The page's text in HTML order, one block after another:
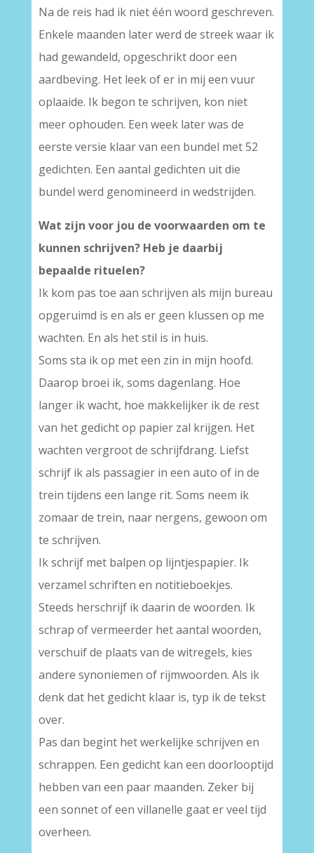
Na de reis had ik niet één woord geschreven.
Enkele maanden later werd de streek waar ik
had gewandeld, opgeschrikt door een
aardbeving. Het leek of er in mij een vuur
oplaaide. Ik begon te schrijven, kon niet
meer ophouden. Een week later was de
eerste versie klaar van een bundel met 52
gedichten. Een aantal gedichten uit die
bundel werd genomineerd in wedstrijden.
Wat zijn voor jou de voorwaarden om te
kunnen schrijven? Heb je daarbij
bepaalde rituelen?
Ik kom pas toe aan schrijven als mijn bureau
opgeruimd is en als er geen klussen op me
wachten. En als het stil is in huis.
Soms sta ik op met een zin in mijn hoofd.
Daarop broei ik, soms dagenlang. Hoe
langer ik wacht, hoe makkelijker ik de rest
van het gedicht op papier zal krijgen. Het
wachten vergroot de schrijfdrang. Liefst
schrijf ik als passagier in een auto of in de
trein tijdens een lange rit. Soms neem ik
zomaar de trein, naar nergens, gewoon om
te schrijven.
Ik schrijf met balpen op lijntjespapier. Ik
verzamel schriften en notitieboekjes.
Steeds herschrijf ik daarin de woorden. Ik
schrap of vermeerder het aantal woorden,
verschuif de plaats van de witregels, kies
andere synoniemen of rijmwoorden. Als ik
denk dat het gedicht klaar is, typ ik de tekst
over.
Pas dan begint het werkelijke schrijven en
schrappen. Een gedicht kan een doorlooptijd
hebben van een paar maanden. Zeker bij
een sonnet of een villanelle gaat er veel tijd
overheen.